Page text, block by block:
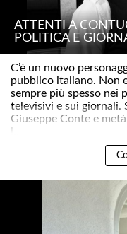
ATTENTI A
POLITICA E
C’è un nuovo
pubblico italiano. Non
sempre più spesso nei
televisivi e sui giornali.
Giuseppe Conte e
i..